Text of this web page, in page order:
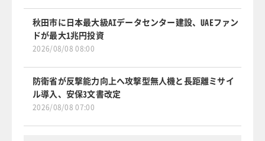
秋田市に日本最大級AIデータセンター建設、UAEファン
ドが最大1兆円投資
2026/08/08 08:00
防衛省が反撃能力向上へ攻撃型無人機と長距離ミサイ
ル導入、安保3文書改定
2026/08/08 07:00